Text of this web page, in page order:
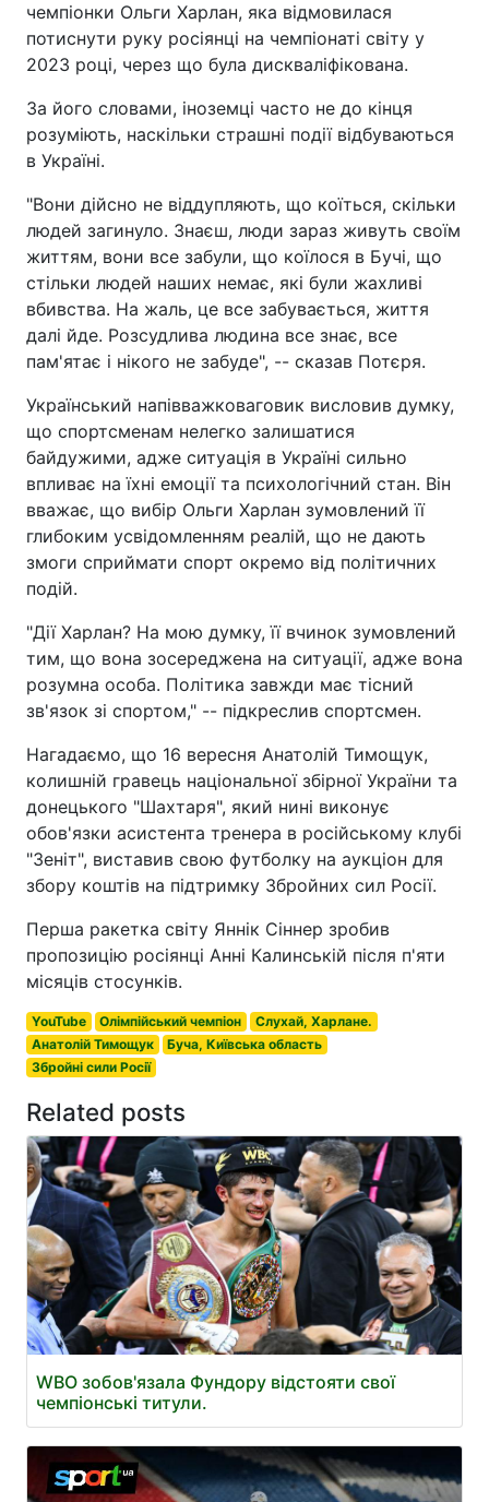
чемпіонки Ольги Харлан, яка відмовилася
потиснути руку росіянці на чемпіонаті світу у
2023 році, через що була дискваліфікована.
За його словами, іноземці часто не до кінця
розуміють, наскільки страшні події відбуваються
в Україні.
"Вони дійсно не віддупляють, що коїться, скільки
людей загинуло. Знаєш, люди зараз живуть своїм
життям, вони все забули, що коїлося в Бучі, що
стільки людей наших немає, які були жахливі
вбивства. На жаль, це все забувається, життя
далі йде. Розсудлива людина все знає, все
пам'ятає і нікого не забуде", -- сказав Потєря.
Український напівважковаговик висловив думку,
що спортсменам нелегко залишатися
байдужими, адже ситуація в Україні сильно
впливає на їхні емоції та психологічний стан. Він
вважає, що вибір Ольги Харлан зумовлений її
глибоким усвідомленням реалій, що не дають
змоги сприймати спорт окремо від політичних
подій.
"Дії Харлан? На мою думку, її вчинок зумовлений
тим, що вона зосереджена на ситуації, адже вона
розумна особа. Політика завжди має тісний
зв'язок зі спортом," -- підкреслив спортсмен.
Нагадаємо, що 16 вересня Анатолій Тимощук,
колишній гравець національної збірної України та
донецького "Шахтаря", який нині виконує
обов'язки асистента тренера в російському клубі
"Зеніт", виставив свою футболку на аукціон для
збору коштів на підтримку Збройних сил Росії.
Перша ракетка світу Яннік Сіннер зробив
пропозицію росіянці Анні Калинській після п'яти
місяців стосунків.
YouTube Олімпійський чемпіон
Слухай, Харлане.
Анатолій Тимощук
Буча, Київська область
Збройні сили Росії
Related posts
WBO зобов'язала Фундору відстояти свої
чемпіонські титули.